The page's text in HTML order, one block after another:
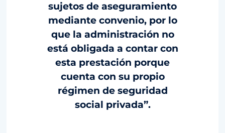
sujetos de aseguramiento
mediante convenio, por lo
que la administración no
está obligada a contar con
esta prestación porque
cuenta con su propio
régimen de seguridad
social privada”.